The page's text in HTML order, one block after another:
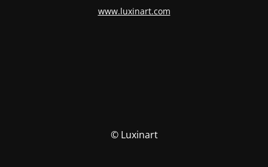
www.luxinart.com
© Luxinart